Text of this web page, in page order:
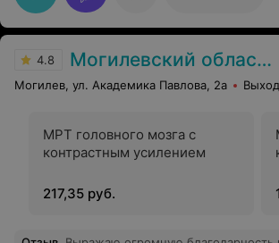
4.8 Могилевский областной онкологический диспансер
Могилев, ул. Академика Павлова, 2а
МРТ головного мозга с
контрастным усилением
217,35 руб.